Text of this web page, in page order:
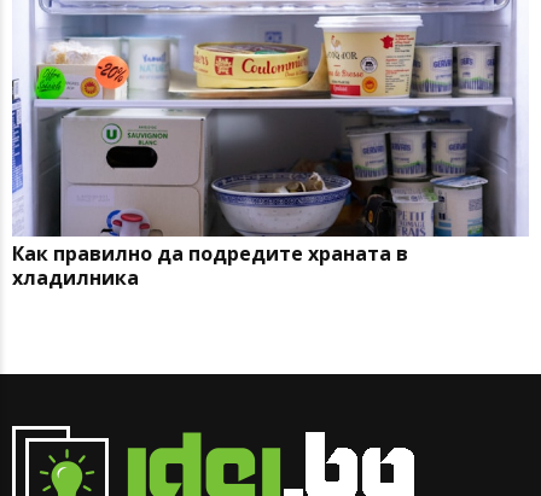
Как правилно да подредите храната в
хладилника